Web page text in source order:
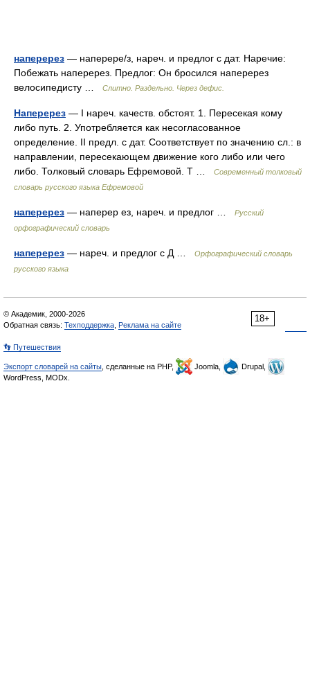
наперерез — наперере/з, нареч. и предлог с дат. Наречие:
Побежать наперерез. Предлог: Он бросился наперерез
велосипедисту …
Слитно. Раздельно. Через дефис.
Наперерез — I нареч. качеств. обстоят. 1. Пересекая кому
либо путь. 2. Употребляется как несогласованное
определение. II предл. с дат. Соответствует по значению сл.: в
направлении, пересекающем движение кого либо или чего
либо. Толковый словарь Ефремовой. Т …
Современный толковый
словарь русского языка Ефремовой
наперерез — наперер ез, нареч. и предлог …
Русский
орфографический словарь
наперерез — нареч. и предлог с Д …
Орфографический словарь
русского языка
18+
© Академик, 2000-2026
Обратная связь: Техподдержка Реклама на сайте
👣 Путешествия
Экспорт словарей на сайты , сделанные на PHP, Joomla,
Drupal,
WordPress, MODx.